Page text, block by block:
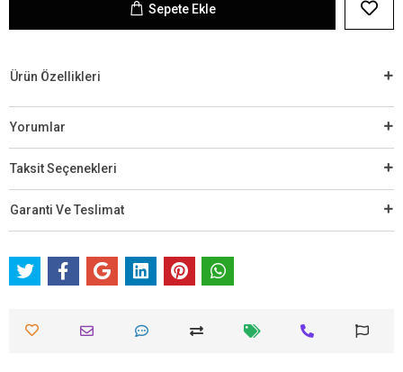
Sepete Ekle
Ürün Özellikleri
Yorumlar
Taksit Seçenekleri
Garanti Ve Teslimat